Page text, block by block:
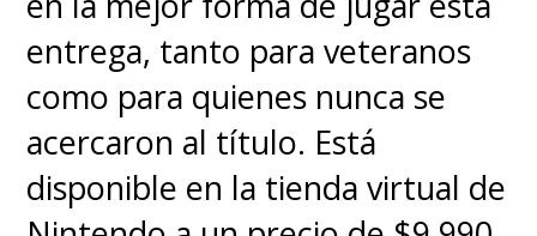
entrega, tanto para veteranos
como para quienes nunca se
acercaron al título. Está
disponible en la tienda virtual de